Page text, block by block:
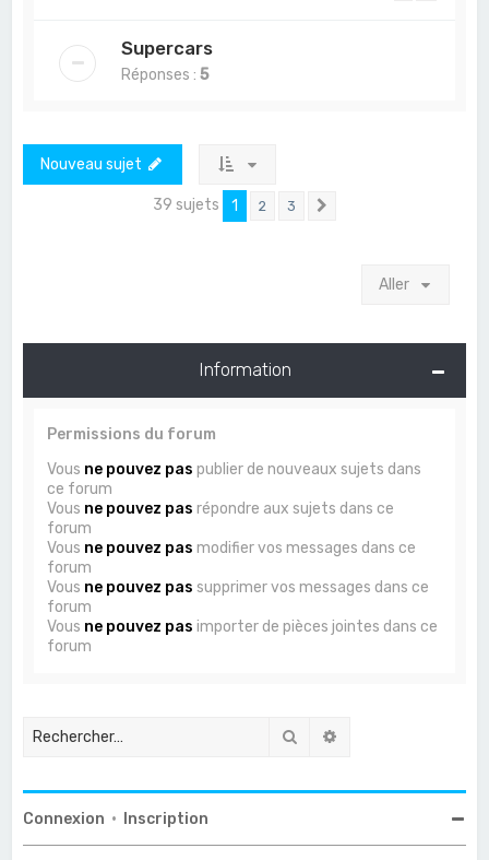
Supercars
Réponses :5
Nouveau sujet
39 sujets 1 2 3
Aller
Information
Permissions du forum
Vous ne pouvez pas publier de nouveaux sujets dans
ce forum
Vous ne pouvez pas répondre aux sujets dans ce
forum
Vous ne pouvez pas modifier vos messages dans ce
forum
Vous ne pouvez pas supprimer vos messages dans ce
forum
Vous ne pouvez pas importer de pièces jointes dans ce
forum
Rechercher
Connexion • Inscription